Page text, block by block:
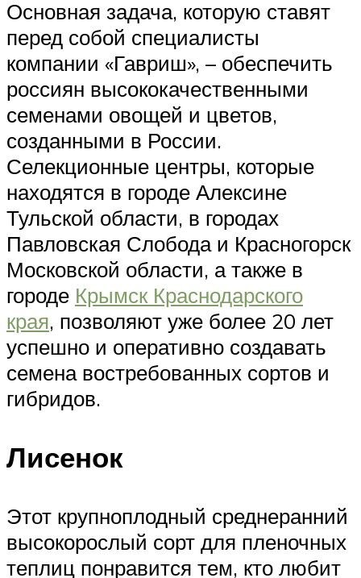
Основная задача, которую ставят
перед собой специалисты
компании «Гавриш», – обеспечить
россиян высококачественными
семенами овощей и цветов,
созданными в России.
Селекционные центры, которые
находятся в городе Алексине
Тульской области, в городах
Павловская Слобода и Красногорск
Московской области, а также в
городе Крымск Краснодарского
края, позволяют уже более 20 лет
успешно и оперативно создавать
семена востребованных сортов и
гибридов.
Лисенок
Этот крупноплодный среднеранний
высокорослый сорт для пленочных
теплиц понравится тем, кто любит